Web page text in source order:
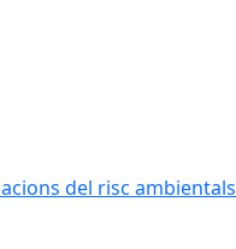
del risc ambientals